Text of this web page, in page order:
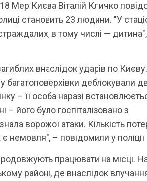
Мер Києва Віталій Кличко
становить 23 людини. "У
в тому числі —
внаслідок ударів по
багатоповерхівки деблокували
– її особа наразі
– його було госпіталізовано з
ворожої атаки. Кількість
немовля", – повідомили у
працювати на місці.
районі, де внаслідок